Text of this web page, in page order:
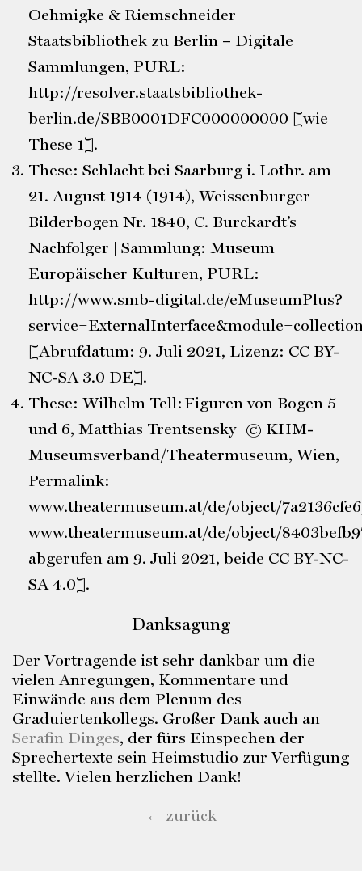
Oehmigke & Riemschneider |
Staatsbibliothek zu Berlin – Digitale
Sammlungen, PURL:
http://resolver.staatsbibliothek-
berlin.de/SBB0001DFC000000000 [wie
These 1].
These: Schlacht bei Saarburg i. Lothr. am
21. August 1914 (1914), Weissenburger
Bilderbogen Nr. 1840, C. Burckardt’s
Nachfolger | Sammlung: Museum
Europäischer Kulturen, PURL:
http://www.smb-digital.de/eMuseumPlus?
[Abrufdatum: 9. Juli 2021, Lizenz: CC BY-
NC-SA 3.0 DE].
These: Wilhelm Tell: Figuren von Bogen 5
und 6, Matthias Trentsensky | © KHM-
Museumsverband/Theatermuseum, Wien,
Permalink:
www.theatermuseum.at/de/object/
www.theatermuseum.at/de/object/
abgerufen am 9. Juli 2021, beide CC BY-NC-
SA 4.0].
Danksagung
Der Vortragende ist sehr dankbar um die
vielen Anregungen, Kommentare und
Einwände aus dem Plenum des
Graduiertenkollegs. Großer Dank auch an
Serafin Dinges, der fürs Einspechen der
Sprechertexte sein Heimstudio zur Verfügung
stellte. Vielen herzlichen Dank!
← zurück